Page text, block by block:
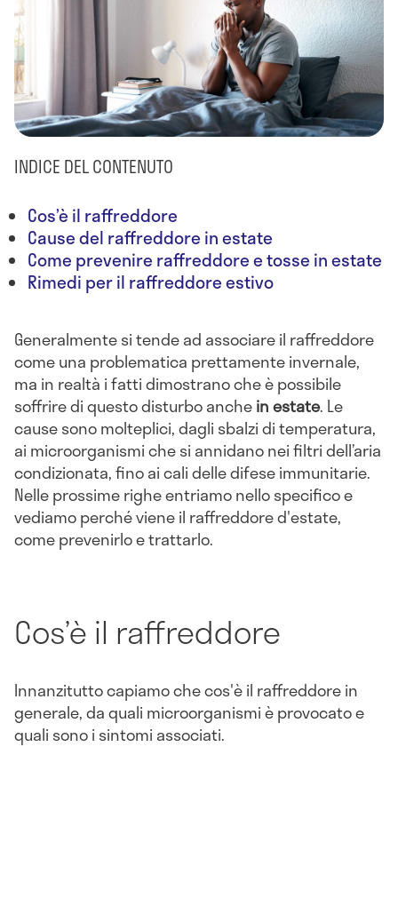
INDICE DEL CONTENUTO
Cos’è il raffreddore
Cause del raffreddore in estate
Come prevenire raffreddore e tosse in estate
Rimedi per il raffreddore estivo
Generalmente si tende ad associare il raffreddore
come una problematica prettamente invernale,
ma in realtà i fatti dimostrano che è possibile
soffrire di questo disturbo anchein estate. Le
cause sono molteplici, dagli sbalzi di temperatura,
ai microorganismi che si annidano nei filtri dell’aria
condizionata, fino ai cali delle difese immunitarie.
Nelle prossime righe entriamo nello specifico e
vediamo perché viene il raffreddore d'estate,
come prevenirlo e trattarlo.
Cos’è il raffreddore
Innanzitutto capiamo che cos'è il raffreddore in
generale, da quali microorganismi è provocato e
quali sono i sintomi associati.